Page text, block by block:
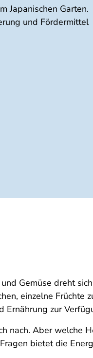
Japanischen Garten.
und Fördermittel
Gemüse dreht
einzelne Früchte
Ernährung zur
nach. Aber welche
bietet die